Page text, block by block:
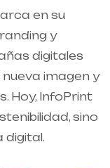
en su
y
digitales
imagen y
Hoy, InfoPrint
sino
digital.